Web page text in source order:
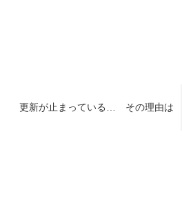
更新が止まっている… その理由は